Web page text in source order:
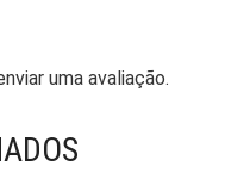
uma avaliação.